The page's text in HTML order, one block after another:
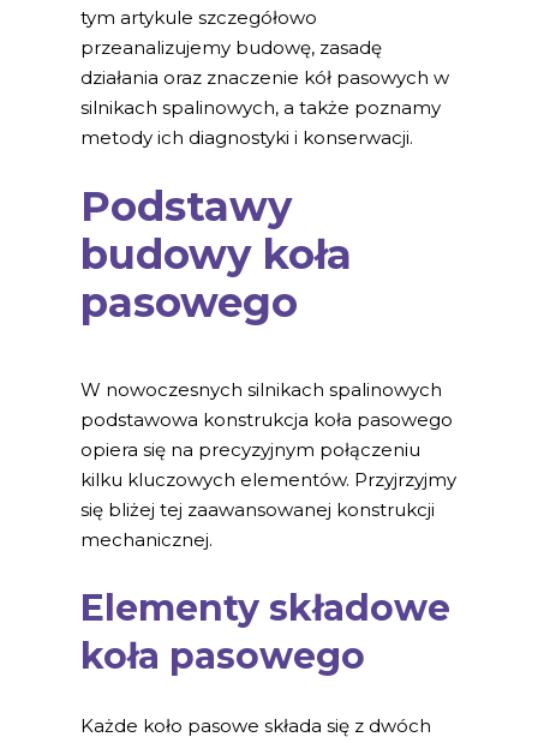
tym artykule szczegółowo
przeanalizujemy budowę, zasadę
działania oraz znaczenie kół pasowych w
silnikach spalinowych, a także poznamy
metody ich diagnostyki i konserwacji.
Podstawy
budowy koła
pasowego
W nowoczesnych silnikach spalinowych
podstawowa konstrukcja koła pasowego
opiera się na precyzyjnym połączeniu
kilku kluczowych elementów. Przyjrzyjmy
się bliżej tej zaawansowanej konstrukcji
mechanicznej.
Elementy składowe
koła pasowego
Każde koło pasowe składa się z dwóch